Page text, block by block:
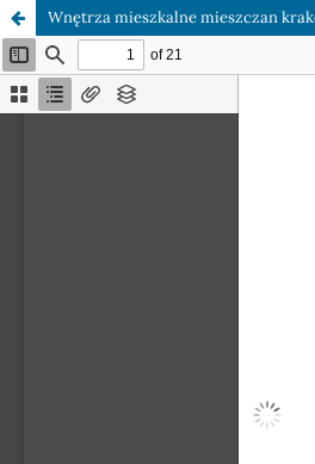
Wnętrza mieszkalne mieszczan